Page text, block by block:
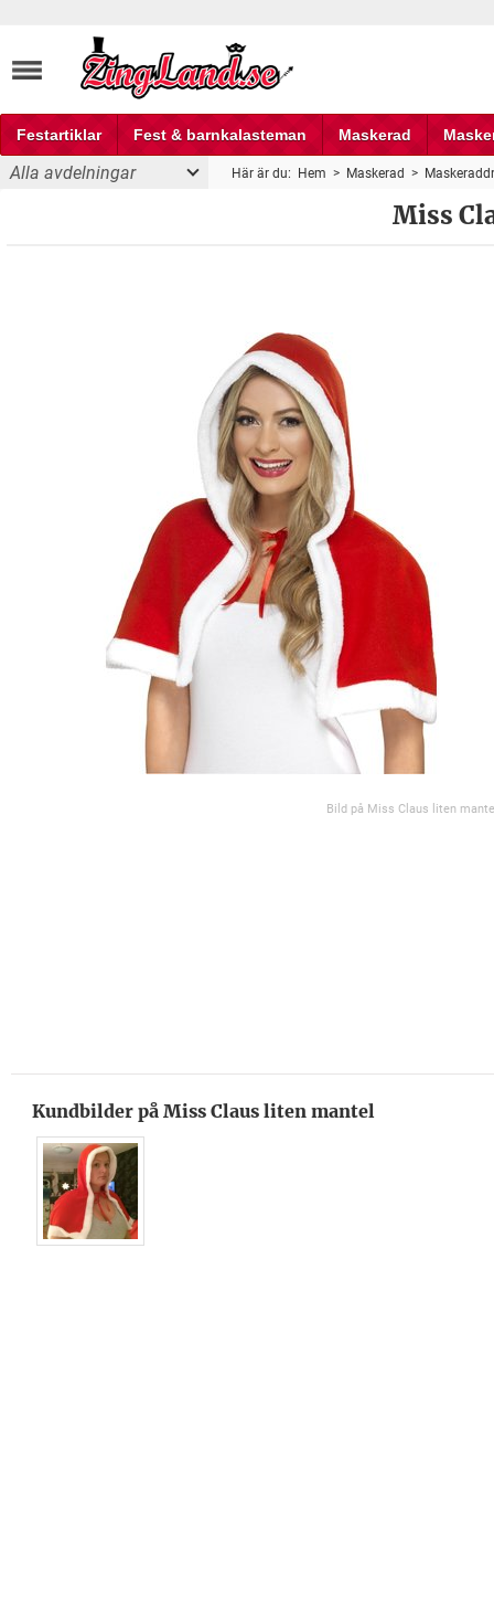
Festartiklar Fest & barnkalasteman Maskerad
Fest och partyprylar
Alla avdelningar Här är du: Hem > Maskerad >
Miss
Bild på Miss Claus liten
Kundbilder på Miss Claus liten mantel